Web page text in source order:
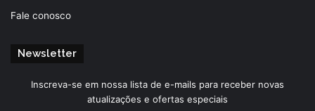
Fale conosco
Newsletter
Inscreva-se em nossa lista de e-mails para receber novas
atualizações e ofertas especiais